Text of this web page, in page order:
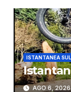
ISTANTANEA
AGO 6, 2026